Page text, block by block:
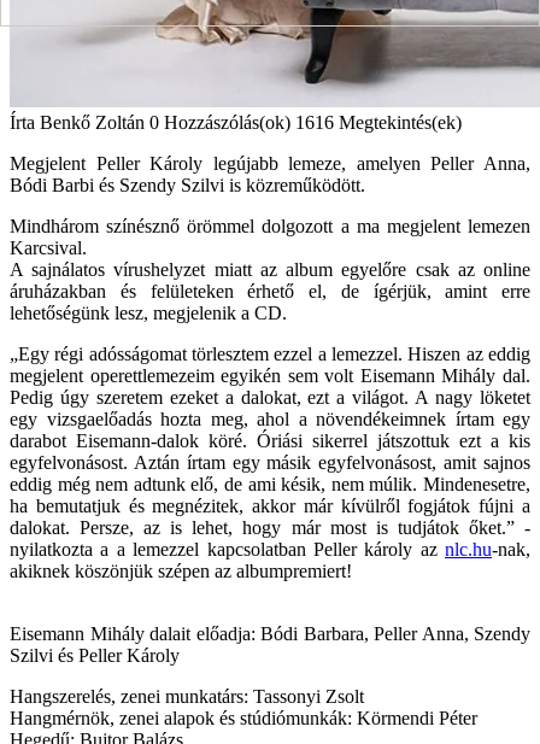
Írta Benkő Zoltán 0 Hozzászólás(ok) 1616 Megtekintés(ek)
Megjelent Peller Károly legújabb lemeze, amelyenPeller Anna,
Bódi Barbi és Szendy Szilvi is közreműködött.
Mindhárom színésznő örömmel dolgozott a ma megjelent lemezen
Karcsival.
A sajnálatos vírushelyzet miatt az album egyelőre csak az online
áruházakban és felületeken érhető el, de ígérjük, amint erre
lehetőségünk lesz, megjelenik a CD.
„Egy régi adósságomat törlesztem ezzel a lemezzel. Hiszen az eddig
megjelent operettlemezeim egyikén sem volt Eisemann Mihály dal.
Pedig úgy szeretem ezeket a dalokat, ezt a világot. A nagy löketet
egy vizsgaelőadás hozta meg, ahol a növendékeimnek írtam egy
darabot Eisemann-dalok köré. Óriási sikerrel játszottuk ezt a kis
egyfelvonásost. Aztán írtam egy másik egyfelvonásost, amit sajnos
eddig még nem adtunk elő, de ami késik, nem múlik. Mindenesetre,
ha bemutatjuk és megnézitek, akkor már kívülről fogjátok fújni a
dalokat. Persze, az is lehet, hogy már most is tudjátok őket.” -
nyilatkozta a a lemezzel kapcsolatban Peller károly az nlc.hu-nak,
akiknek köszönjük szépen az albumpremiert!
Eisemann Mihály dalait előadja: Bódi Barbara, Peller Anna, Szendy
Szilvi és Peller Károly
Hangszerelés, zenei munkatárs: Tassonyi Zsolt
Hangmérnök, zenei alapok és stúdiómunkák: Körmendi Péter
Hegedű: Bujtor Balázs